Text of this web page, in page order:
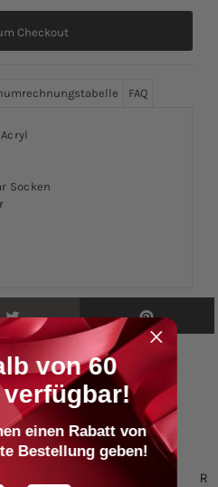
Checkout
FAQ
Socken
R
von 60
einen Rabatt von
Bestellung geben!